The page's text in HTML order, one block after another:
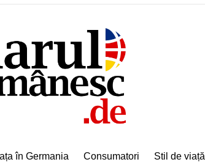
în Germania Consumatori Stil de viață